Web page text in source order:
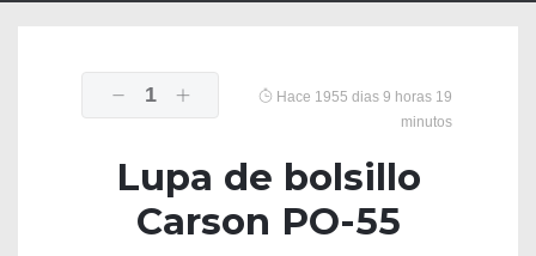
1
Hace 1955 dias 9 horas 19
minutos
Lupa de bolsillo
Carson PO-55